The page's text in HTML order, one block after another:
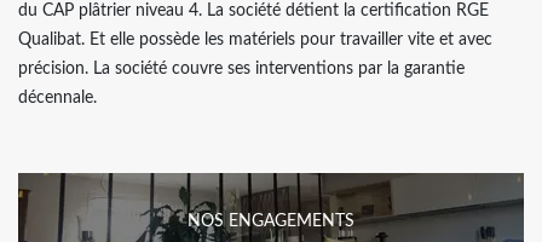
du CAP plâtrier niveau 4. La société détient la certification RGE
Qualibat. Et elle possède les matériels pour travailler vite et avec
précision. La société couvre ses interventions par la garantie
décennale.
NOS ENGAGEMENTS